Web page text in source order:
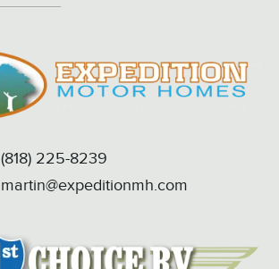
(818) 225-8239
martin@expeditionmh.com